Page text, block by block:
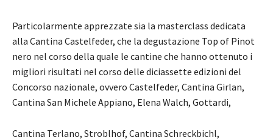
Particolarmente apprezzate sia la masterclass dedicata
alla Cantina Castelfeder, che la degustazione Top of Pinot
nero nel corso della quale le cantine che hanno ottenuto i
migliori risultati nel corso delle diciassette edizioni del
Concorso nazionale, ovvero Castelfeder, Cantina Girlan,
Cantina San Michele Appiano, Elena Walch, Gottardi,
Cantina Terlano, Stroblhof, Cantina Schreckbichl,